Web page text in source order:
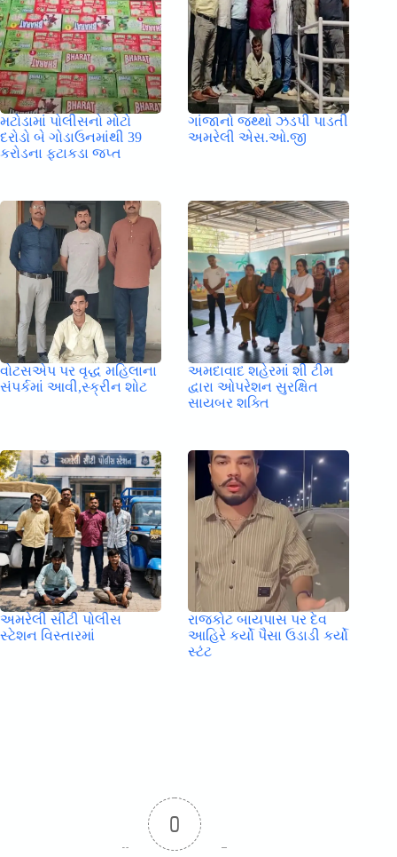
મટોડામાં પોલીસનો મોટો
દરોડો બે ગોડાઉનમાંથી 39
કરોડના ફટાકડા જપ્ત
ગાંજાનો જથ્થો ઝડપી પાડતી
અમરેલી એસ.ઓ.જી
વોટસએપ પર વૃદ્ધ મહિલાના
સંપર્કમાં આવી,સ્ક્રીન શોટ
અમદાવાદ શહેરમાં શી ટીમ
દ્વારા ઓપરેશન સુરક્ષિત
સાયબર શક્તિ
અમરેલી સીટી પોલીસ
સ્ટેશન વિસ્તારમાં
રાજકોટ બાયપાસ પર દેવ
આહિરે કર્યો પૈસા ઉડાડી કર્યો
સ્ટંટ
0